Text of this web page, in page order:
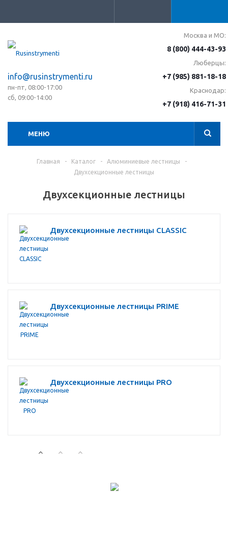
info@rusinstrymenti.ru
пн-пт, 08:00-17:00
сб, 09:00-14:00
Москва и МО:
8 (800) 444-43-93
Люберцы:
+7 (985) 881-18-18
Краснодар:
+7 (918) 416-71-31
МЕНЮ
Главная - Каталог - Алюминиевые лестницы
-
Двухсекционные лестницы
Двухсекционные лестницы
Двухсекционные лестницы CLASSIC
Двухсекционные лестницы PRIME
Двухсекционные лестницы PRO